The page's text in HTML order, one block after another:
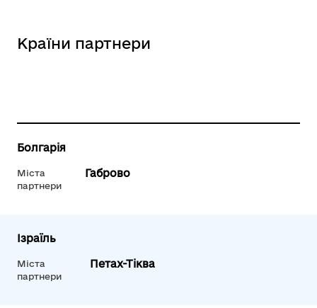
Країни партнери
Болгарія
Міста
партнери
Габрово
Ізраїль
Міста
партнери
Петах-Тіква